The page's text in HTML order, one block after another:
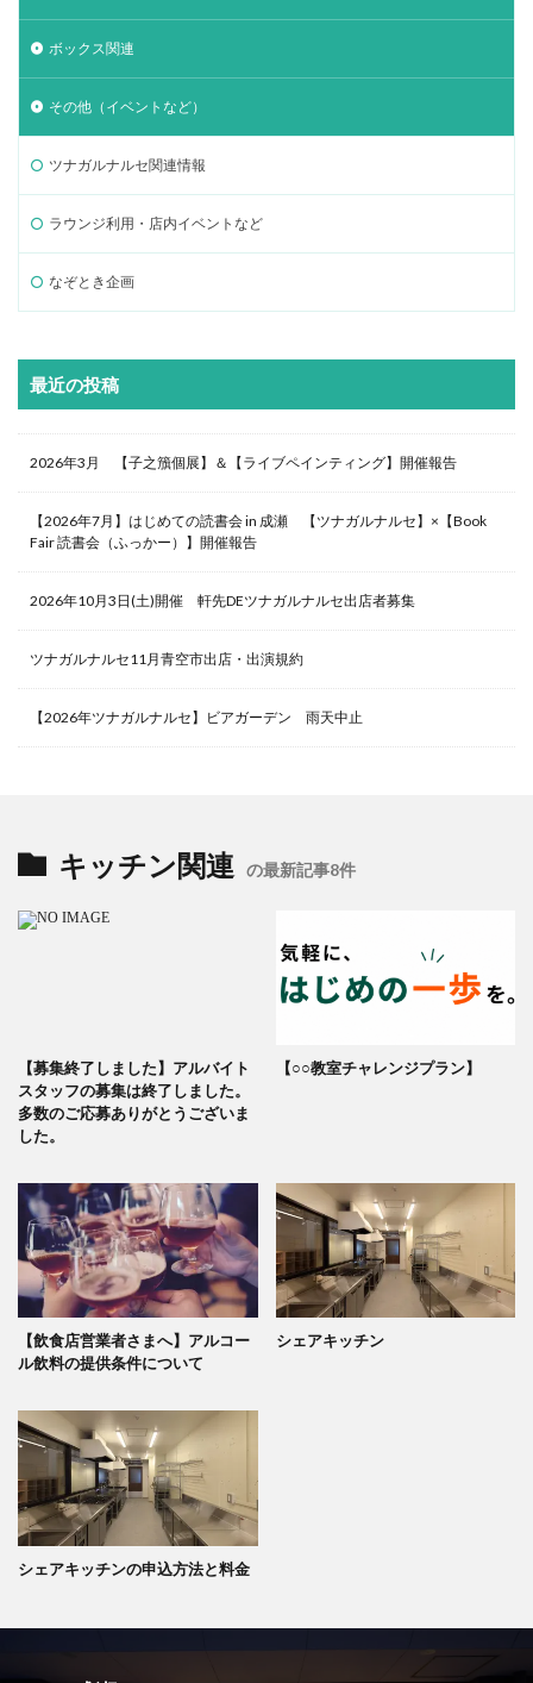
ボックス関連
その他（イベントなど）
ツナガルナルセ関連情報
ラウンジ利用・店内イベントなど
なぞとき企画
最近の投稿
2026年3月 【子之籏個展】＆【ライブペインティング】開催報告
【2026年7月】はじめての読書会 in 成瀬 【ツナガルナルセ】×【Book
Fair 読書会（ふっかー）】開催報告
2026年10月3日(土)開催 軒先DEツナガルナルセ出店者募集
ツナガルナルセ11月青空市出店・出演規約
【2026年ツナガルナルセ】ビアガーデン 雨天中止
キッチン関連 の最新記事8件
【募集終了しました】アルバイト
スタッフの募集は終了しました。
多数のご応募ありがとうございま
した。
【○○教室チャレンジプラン】
【飲食店営業者さまへ】アルコー
ル飲料の提供条件について
シェアキッチン
シェアキッチンの申込方法と料金